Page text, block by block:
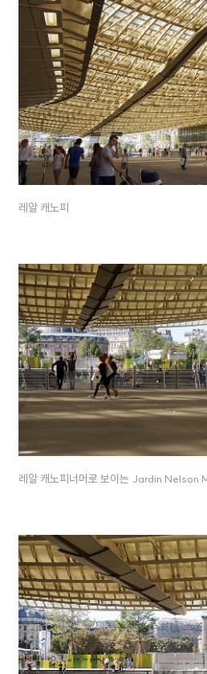
레알 캐노피
레알 캐노피너머로 보이는 Jardin Nelson